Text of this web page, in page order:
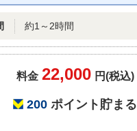
約1～2時間
料金 22,000 円(税込)
200 ポイント貯まる